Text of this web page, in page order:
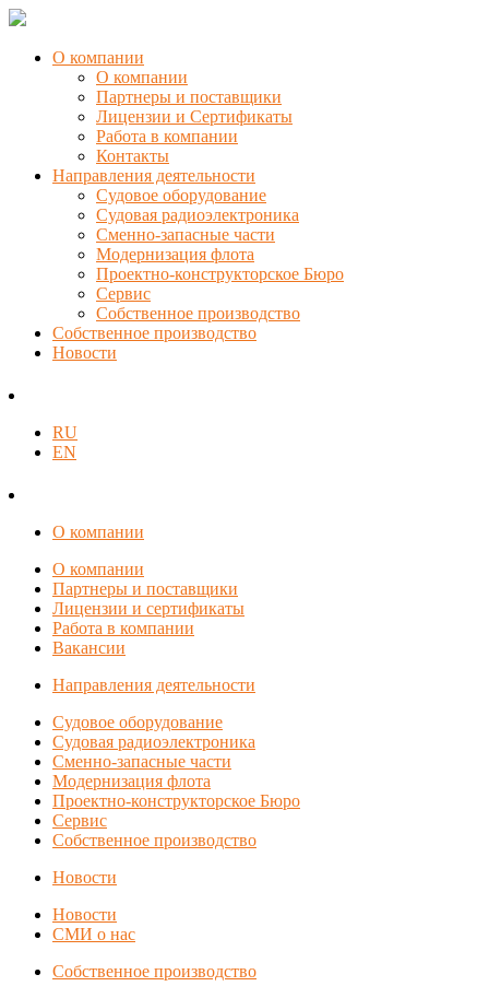
О компании
О компании
Партнеры и поставщики
Лицензии и Сертификаты
Работа в компании
Контакты
Направления деятельности
Судовое оборудование
Судовая радиоэлектроника
Сменно-запасные части
Модернизация флота
Проектно-конструкторское Бюро
Сервис
Собственное производство
Собственное производство
Новости
RU
EN
О компании
О компании
Партнеры и поставщики
Лицензии и сертификаты
Работа в компании
Вакансии
Направления деятельности
Судовое оборудование
Судовая радиоэлектроника
Сменно-запасные части
Модернизация флота
Проектно-конструкторское Бюро
Сервис
Собственное производство
Новости
Новости
СМИ о нас
Собственное производство